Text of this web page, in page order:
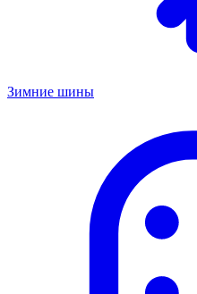
Зимние шины